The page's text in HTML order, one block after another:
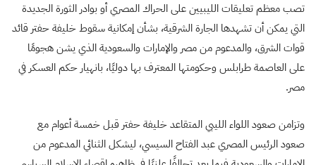
تصب معظم تعليقات الليبيين على الحراك المصري أو بوادر الثورة الجديدة
التي يمكن أن تشهدها الجارة الشرقية، بشأن إمكانية سقوط خليفة حفتر قائد
قوات الشرق، والمدعوم من مصر والإمارات والسعودية الذي يشن هجومًا
على العاصمة طرابلس وحكومتها المعترف بها دوليًا، بانهيار حكم العسكر في
مصر.
وتزامن صعود اللواء الليبي المتقاعد خليفة حفتر قبل خمسة أعوام مع
صعود الرئيس المصري عبد الفتاح السيسي، ليشكل الثنائي المدعوم من